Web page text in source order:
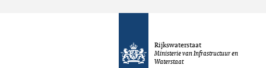
Rijkswaterstaat
Ministerie van Infrastructuur en
Waterstaat